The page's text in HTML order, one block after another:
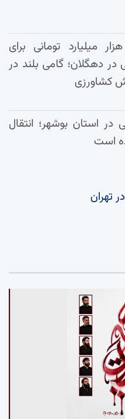
سرمایه‌گذاری ۲ هزار میلیارد تومانی برای
در دهگلان؛ گامی بلند در
کشاورزی
استان بوشهر؛ انتقال
است
تهران